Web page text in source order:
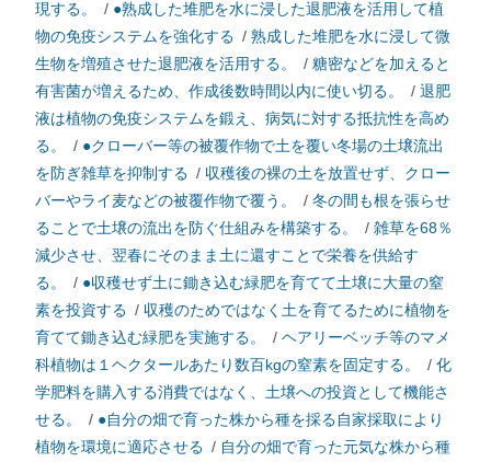
現する。
/ ●熟成した堆肥を水に浸した退肥液を活用して植
物の免疫システムを強化する / 熟成した堆肥を水に浸して微
生物を増殖させた退肥液を活用する。
/ 糖密などを加えると
有害菌が増えるため、作成後数時間以内に使い切る。
/ 退肥
液は植物の免疫システムを鍛え、病気に対する抵抗性を高め
る。
/ ●クローバー等の被覆作物で土を覆い冬場の土壌流出
を防ぎ雑草を抑制する / 収穫後の裸の土を放置せず、クロー
バーやライ麦などの被覆作物で覆う。
/ 冬の間も根を張らせ
ることで土壌の流出を防ぐ仕組みを構築する。
/ 雑草を68％
減少させ、翌春にそのまま土に還すことで栄養を供給す
る。
/ ●収穫せず土に鋤き込む緑肥を育てて土壌に大量の窒
素を投資する / 収穫のためではなく土を育てるために植物を
育てて鋤き込む緑肥を実施する。
/ ヘアリーベッチ等のマメ
科植物は１ヘクタールあたり数百kgの窒素を固定する。
/ 化
学肥料を購入する消費ではなく、土壌への投資として機能さ
せる。
/ ●自分の畑で育った株から種を採る自家採取により
植物を環境に適応させる / 自分の畑で育った元気な株から種